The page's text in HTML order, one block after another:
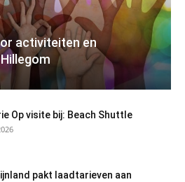
activiteiten en
Op visite bij: Beach Shuttle
pakt laadtarieven aan